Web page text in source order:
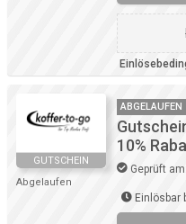
GUTSCHEIN
Abgelaufen
ABGELAUFEN
10%
Geprüft
Einlösbar